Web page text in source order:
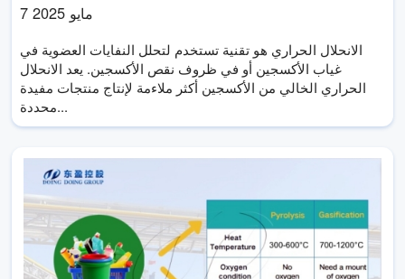
الانحلال الحراري هو تقنية تستخدم لتحلل النفايات العضوية في
غياب الأكسجين أو في ظروف نقص الأكسجين. يعد الانحلال
الحراري الخالي من الأكسجين أكثر ملاءمة لإنتاج منتجات مفيدة
محددة...